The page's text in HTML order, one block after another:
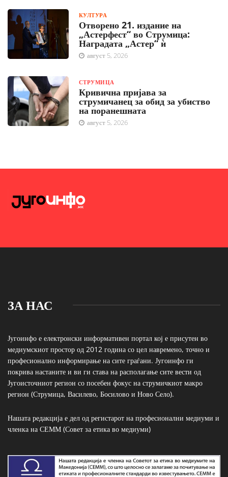
КУЛТУРА
Отворено 21. издание на
„Астерфест“ во Струмица:
Наградата „Астер“ ѝ
август 5, 2026
СТРУМИЦА
Кривична пријава за
струмичанец за обид за убиство
на поранешната
август 5, 2026
ЗА НАС
Југоинфо е електронски информативен портал кој е присутен во
медиумскиот простор од 2012 година со цел навремено, точно и
професионално информирање на сите граѓани. Југоинфо ги
покрива настаните и ви ги става на располагање сите вести од
Југоисточниот регион со посебен фокус на струмичкиот макро
регион (Струмица, Василево, Босилово и Ново Село).
Нашата редакција е дел од регистарот на професионални медиуми и
членка на СЕММ (Совет за етика во медиуми)